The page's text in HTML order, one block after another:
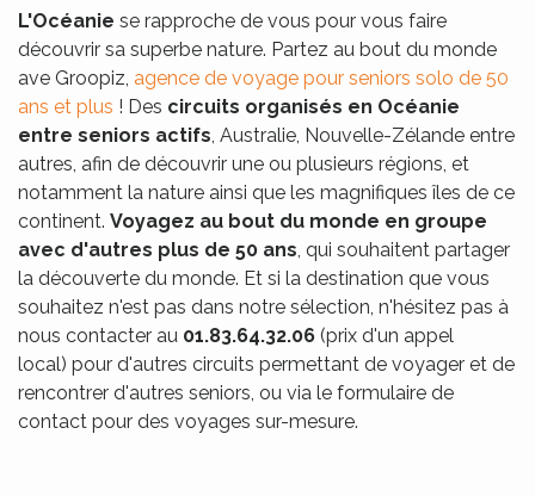
L'Océanie se rapproche de vous pour vous faire
découvrir sa superbe nature. Partez au bout du monde
ave Groopiz, agence de voyage pour seniors solo de 50
ans et plus ! Des circuits organisés en Océanie
entre seniors actifs , Australie, Nouvelle-Zélande entre
autres, afin de découvrir une ou plusieurs régions, et
notamment la nature ainsi que les magnifiques îles de ce
continent. Voyagez au bout du monde en groupe
avec d'autres plus de 50 ans , qui souhaitent partager
la découverte du monde. Et si la destination que vous
souhaitez n'est pas dans notre sélection, n'hésitez pas à
nous contacter au 01.83.64.32.06 (prix d'un appel
local) pour d'autres circuits permettant de voyager et de
rencontrer d'autres seniors, ou via le formulaire de
contact pour des voyages sur-mesure.